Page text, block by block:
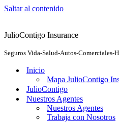
Saltar al contenido
JulioContigo Insurance
Seguros Vida-Salud-Autos-Comerciales-
Inicio
Mapa JulioContigo
JulioContigo
Nuestros Agentes
Nuestros Agentes
Trabaja con Nosotros